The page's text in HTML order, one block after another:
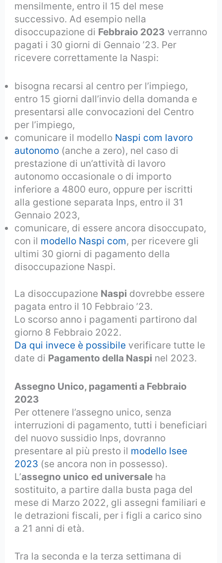
mensilmente, entro il 15 del mese
successivo. Ad esempio nella
disoccupazione di Febbraio 2023 verranno
pagati i 30 giorni di Gennaio ’23. Per
ricevere correttamente la Naspi:
bisogna recarsi al centro per l’impiego,
entro 15 giorni dall’invio della domanda e
presentarsi alle convocazioni del Centro
per l’impiego,
comunicare il modello Naspi com lavoro
autonomo (anche a zero), nel caso di
prestazione di un’attività di lavoro
autonomo occasionale o di importo
inferiore a 4800 euro, oppure per iscritti
alla gestione separata Inps, entro il 31
Gennaio 2023,
comunicare, di essere ancora disoccupato,
con il modello Naspi com, per ricevere gli
ultimi 30 giorni di pagamento della
disoccupazione Naspi.
La disoccupazione Naspi dovrebbe essere
pagata entro il 10 Febbraio ’23.
Lo scorso anno i pagamenti partirono dal
giorno 8 Febbraio 2022.
Da qui invece è possibile verificare tutte le
date di Pagamento della Naspi nel 2023.
Assegno Unico, pagamenti a Febbraio
2023
Per ottenere l’assegno unico, senza
interruzioni di pagamento, tutti i beneficiari
del nuovo sussidio Inps, dovranno
presentare al più presto il modello Isee
2023 (se ancora non in possesso).
L’assegno unico ed universale ha
sostituito, a partire dalla busta paga del
mese di Marzo 2022, gli assegni familiari e
le detrazioni fiscali, per i figli a carico sino
a 21 anni di età.
Tra la seconda e la terza settimana di